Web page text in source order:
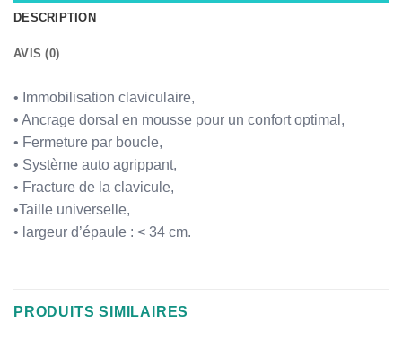
DESCRIPTION
AVIS (0)
• Immobilisation claviculaire,
• Ancrage dorsal en mousse pour un confort optimal,
• Fermeture par boucle,
• Système auto agrippant,
• Fracture de la clavicule,
•Taille universelle,
• largeur d’épaule : < 34 cm.
PRODUITS SIMILAIRES